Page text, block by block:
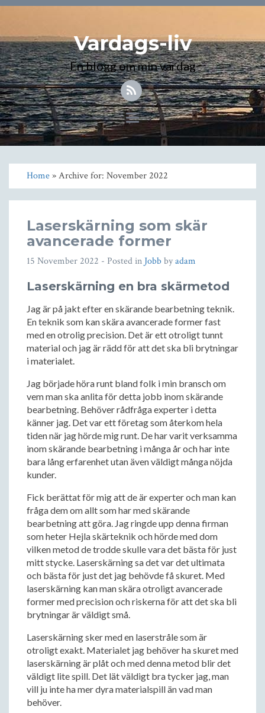
Vardags-liv
En blogg om min vardag
Toggle
navigation
Home» Archive for: November 2022
Laserskärning som skär
avancerade former
15 November 2022 - Posted in Jobbbyadam
Laserskärning en bra skärmetod
Jag är på jakt efter en skärande bearbetning teknik.
En teknik som kan skära avancerade former fast
med en otrolig precision. Det är ett otroligt tunnt
material och jag är rädd för att det ska bli brytningar
i materialet.
Jag började höra runt bland folk i min bransch om
vem man ska anlita för detta jobb inom skärande
bearbetning. Behöver rådfråga experter i detta
känner jag. Det var ett företag som återkom hela
tiden när jag hörde mig runt. De har varit verksamma
inom skärande bearbetning i många år och har inte
bara lång erfarenhet utan även väldigt många nöjda
kunder.
Fick berättat för mig att de är experter och man kan
fråga dem om allt som har med skärande
bearbetning att göra. Jag ringde upp denna firman
som heter Hejla skärteknik och hörde med dom
vilken metod de trodde skulle vara det bästa för just
mitt stycke. Laserskärning sa det var det ultimata
och bästa för just det jag behövde få skuret. Med
laserskärning kan man skära otroligt avancerade
former med precision och riskerna för att det ska bli
brytningar är väldigt små.
Laserskärning sker med en laserstråle som är
otroligt exakt. Materialet jag behöver ha skuret med
laserskärning är plåt och med denna metod blir det
väldigt lite spill. Det lät väldigt bra tycker jag, man
vill ju inte ha mer dyra materialspill än vad man
behöver.